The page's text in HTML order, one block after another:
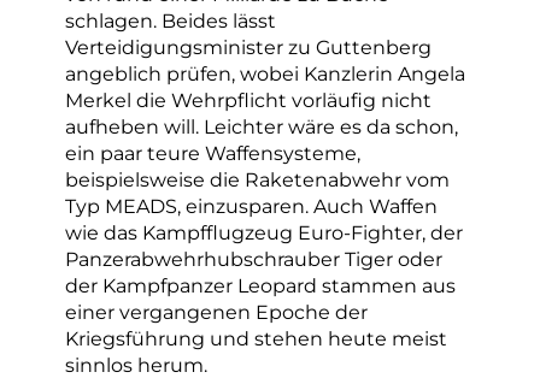
schlagen. Beides lässt
Verteidigungsminister zu Guttenberg
angeblich prüfen, wobei Kanzlerin Angela
Merkel die Wehrpflicht vorläufig nicht
aufheben will. Leichter wäre es da schon,
ein paar teure Waffensysteme,
beispielsweise die Raketenabwehr vom
Typ MEADS, einzusparen. Auch Waffen
wie das Kampfflugzeug Euro-Fighter, der
Panzerabwehrhubschrauber Tiger oder
der Kampfpanzer Leopard stammen aus
einer vergangenen Epoche der
Kriegsführung und stehen heute meist
sinnlos herum.